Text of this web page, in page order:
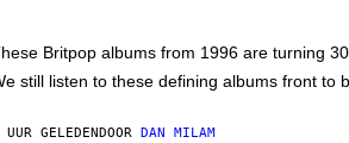
Britpop albums from 1996 are turning
still listen to these defining albums front to
GELEDEN DOOR DAN MILAM